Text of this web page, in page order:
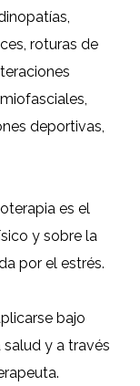
roturas de
deportivas,
es el
y sobre la
por el estrés.
bajo
y a través